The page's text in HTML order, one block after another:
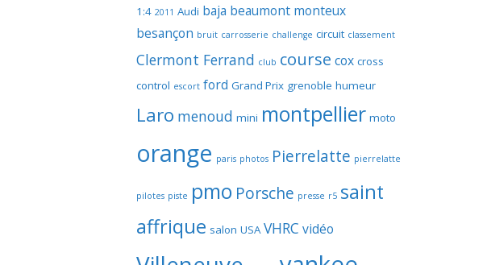
1:4 2011 Audi baja beaumont monteux
besançon bruit carrosserie challenge circuit classement
Clermont Ferrand club course cox cross
control escort ford Grand Prix grenoble humeur
Laro menoud mini montpellier moto
orange paris photos Pierrelatte pierrelatte
pilotes piste pmo Porsche presse r5 saint
affrique salon USA VHRC vidéo